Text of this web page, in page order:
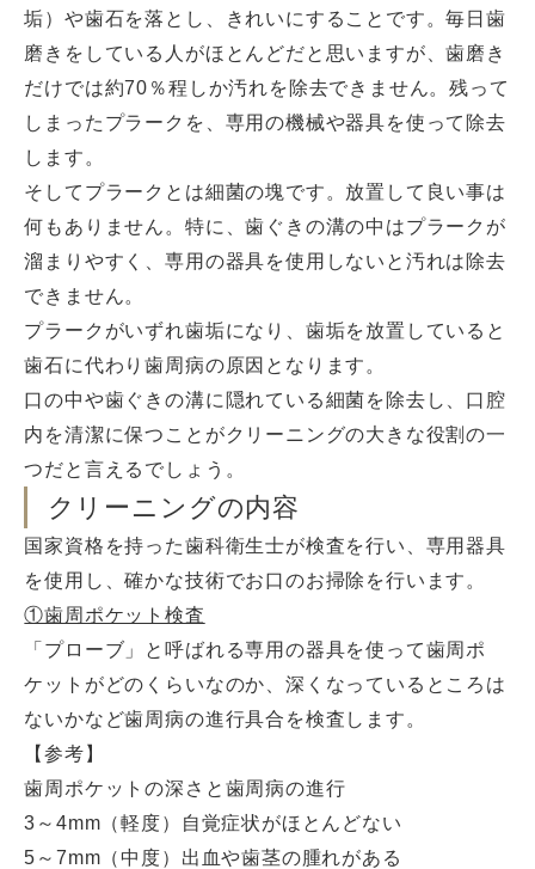
垢）や歯石を落とし、きれいにすることです。毎日歯
磨きをしている人がほとんどだと思いますが、歯磨き
だけでは約70％程しか汚れを除去できません。残って
しまったプラークを、専用の機械や器具を使って除去
します。
そしてプラークとは細菌の塊です。放置して良い事は
何もありません。特に、歯ぐきの溝の中はプラークが
溜まりやすく、専用の器具を使用しないと汚れは除去
できません。
プラークがいずれ歯垢になり、歯垢を放置していると
歯石に代わり歯周病の原因となります。
口の中や歯ぐきの溝に隠れている細菌を除去し、口腔
内を清潔に保つことがクリーニングの大きな役割の一
つだと言えるでしょう。
クリーニングの内容
国家資格を持った歯科衛生士が検査を行い、専用器具
を使用し、確かな技術でお口のお掃除を行います。
①歯周ポケット検査
「プローブ」と呼ばれる専用の器具を使って歯周ポ
ケットがどのくらいなのか、深くなっているところは
ないかなど歯周病の進行具合を検査します。
【参考】
歯周ポケットの深さと歯周病の進行
3～4mm（軽度）自覚症状がほとんどない
5～7mm（中度）出血や歯茎の腫れがある